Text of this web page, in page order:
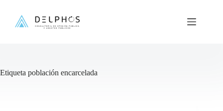
contenido
Etiqueta población encarcelada